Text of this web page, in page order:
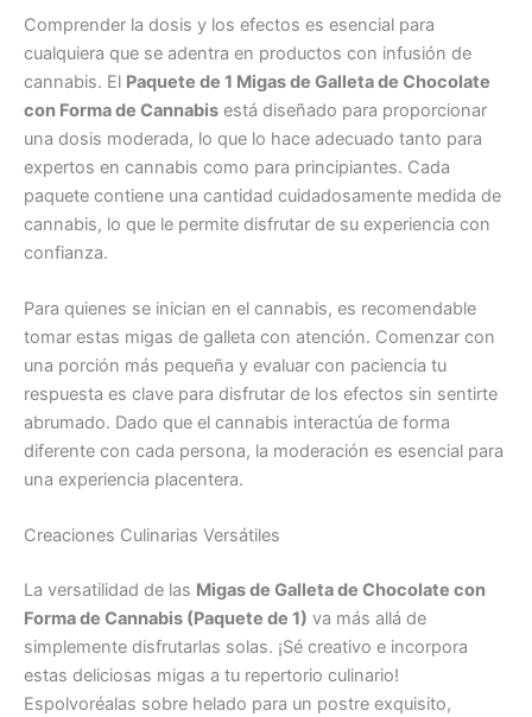
Comprender la dosis y los efectos es esencial para
cualquiera que se adentra en productos con infusión de
cannabis. El Paquete de 1 Migas de Galleta de Chocolate
con Forma de Cannabis está diseñado para proporcionar
una dosis moderada, lo que lo hace adecuado tanto para
expertos en cannabis como para principiantes. Cada
paquete contiene una cantidad cuidadosamente medida de
cannabis, lo que le permite disfrutar de su experiencia con
confianza.
Para quienes se inician en el cannabis, es recomendable
tomar estas migas de galleta con atención. Comenzar con
una porción más pequeña y evaluar con paciencia tu
respuesta es clave para disfrutar de los efectos sin sentirte
abrumado. Dado que el cannabis interactúa de forma
diferente con cada persona, la moderación es esencial para
una experiencia placentera.
Creaciones Culinarias Versátiles
La versatilidad de las Migas de Galleta de Chocolate con
Forma de Cannabis (Paquete de 1) va más allá de
simplemente disfrutarlas solas. ¡Sé creativo e incorpora
estas deliciosas migas a tu repertorio culinario!
Espolvoréalas sobre helado para un postre exquisito,